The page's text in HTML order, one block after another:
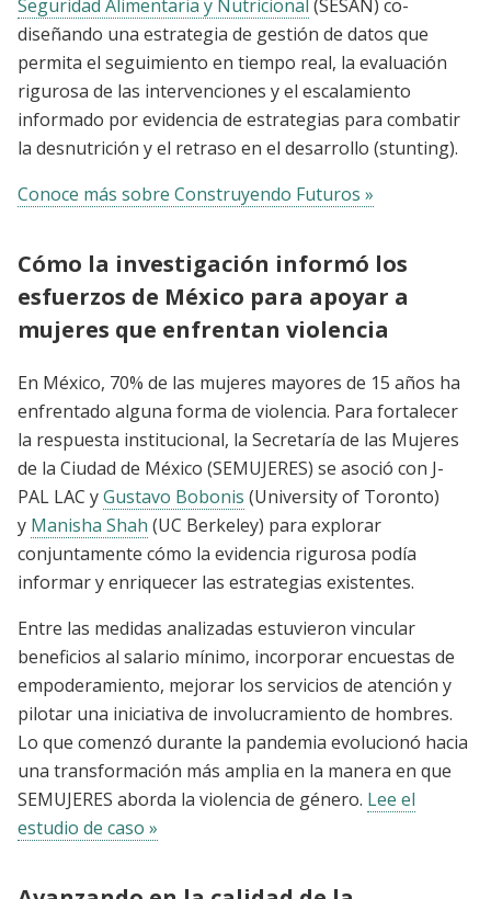
Seguridad Alimentaria y Nutricional (SESAN) co-
diseñando una estrategia de gestión de datos que
permita el seguimiento en tiempo real, la evaluación
rigurosa de las intervenciones y el escalamiento
informado por evidencia de estrategias para combatir
la desnutrición y el retraso en el desarrollo (stunting).
Conoce más sobre Construyendo Futuros »
Cómo la investigación informó los
esfuerzos de México para apoyar a
mujeres que enfrentan violencia
En México, 70% de las mujeres mayores de 15 años ha
enfrentado alguna forma de violencia. Para fortalecer
la respuesta institucional, la Secretaría de las Mujeres
de la Ciudad de México (SEMUJERES) se asoció con J-
PAL LAC yGustavo Bobonis (University of Toronto)
y Manisha Shah (UC Berkeley) para explorar
conjuntamente cómo la evidencia rigurosa podía
informar y enriquecer las estrategias existentes.
Entre las medidas analizadas estuvieron vincular
beneficios al salario mínimo, incorporar encuestas de
empoderamiento, mejorar los servicios de atención y
pilotar una iniciativa de involucramiento de hombres.
Lo que comenzó durante la pandemia evolucionó hacia
una transformación más amplia en la manera en que
SEMUJERES aborda la violencia de género. Lee el
estudio de caso »